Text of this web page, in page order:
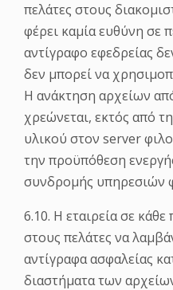
πελάτες στους
φέρει καμία ευθύνη σε
αντίγραφο εφεδρείας
δεν μπορεί να
Η ανάκτηση αρχείων
χρεώνεται, εκτός από
υλικού στον server
την προϋπόθεση
συνδρομής υπηρεσιών
6.10. Η εταιρεία σε
στους πελάτες να
αντίγραφα ασφαλείας
διαστήματα των